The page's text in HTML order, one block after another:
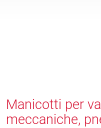
Manicotti per
meccaniche,